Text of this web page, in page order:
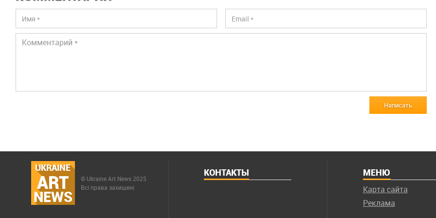
Написать
UKRAINE
ART
NEWS
© Ukraine Art News 2025
Всі права захищені
КОНТАКТЫ МЕНЮ
Карта сайта
Реклама